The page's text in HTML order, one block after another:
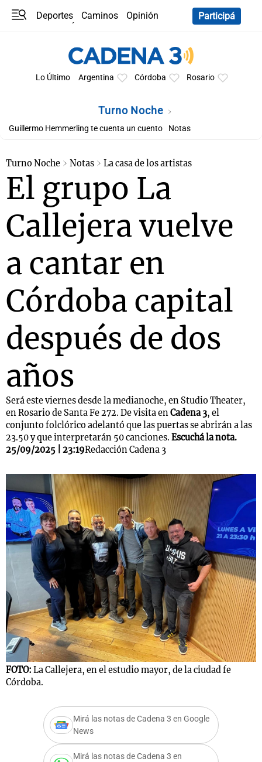
Deportes Caminos
Opinión
Participá
Lo Último Argentina Córdoba Rosario
Turno Noche
Guillermo Hemmerling te cuenta un cuento Notas
Turno Noche Notas La casa de los artistas
El grupo La
Callejera vuelve
a cantar en
Córdoba capital
después de dos
años
Será este viernes desde la medianoche, en Studio Theater,
en Rosario de Santa Fe 272. De visita enCadena 3, el
conjunto folclórico adelantó que las puertas se abrirán a las
23.50 y que interpretarán 50 canciones. Escuchá la nota.
25/09/2025 | 23:19Redacción Cadena 3
FOTO: La Callejera, en el estudio mayor, de la ciudad fe
Córdoba.
Mirá las notas de Cadena 3 en Google
News
Mirá las notas de Cadena 3 en
Notas
Mundial 2026
Notas
La Sole en
Cadena 3